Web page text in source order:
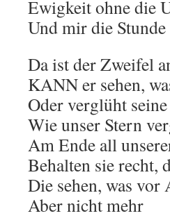
Ewigkeit ohne die
Und mir die Stunde
Da ist der Zweifel
KANN er sehen,
Oder verglüht
Wie unser Stern
Am Ende all
Behalten sie recht,
Die sehen, was vor
Aber nicht mehr